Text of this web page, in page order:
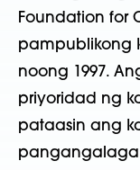
Foundation for
pampublikong
noong 1997.
priyoridad ng
pataasin ang
pangangalaga